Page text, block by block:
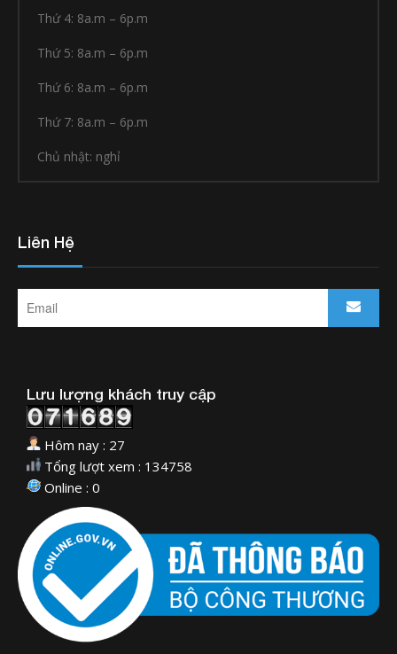
Thứ 4: 8a.m – 6p.m
Thứ 5: 8a.m – 6p.m
Thứ 6: 8a.m – 6p.m
Thứ 7: 8a.m – 6p.m
Chủ nhật: nghỉ
Liên Hệ
Lưu lượng khách truy cập
Hôm nay : 27
Tổng lượt xem : 134758
Online : 0